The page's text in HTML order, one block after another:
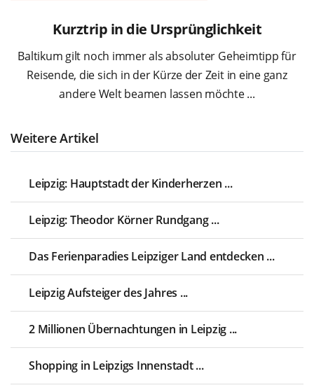
Kurztrip in die Ursprünglichkeit
Baltikum gilt noch immer als absoluter Geheimtipp für
Reisende, die sich in der Kürze der Zeit in eine ganz
andere Welt beamen lassen möchte ...
Weitere Artikel
Leipzig: Hauptstadt der Kinderherzen ...
Leipzig: Theodor Körner Rundgang ...
Das Ferienparadies Leipziger Land entdecken ...
Leipzig Aufsteiger des Jahres ...
2 Millionen Übernachtungen in Leipzig ...
Shopping in Leipzigs Innenstadt ...